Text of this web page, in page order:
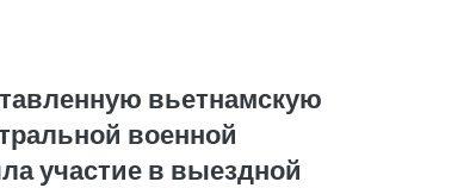
вьетнамскую
военной
участие в выездной